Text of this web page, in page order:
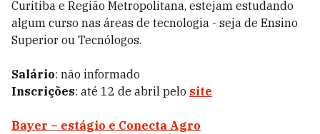
Curitiba e Região Metropolitana, estejam estudando
algum curso nas áreas de tecnologia - seja de Ensino
Superior ou Tecnólogos.
Salário: não informado
Inscrições: até 12 de abril pelo site
Bayer – estágio e Conecta Agro